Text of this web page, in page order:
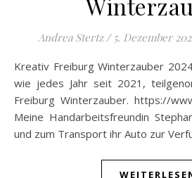
Andrea Stertz / 5. Dezember
Kreativ Freiburg Winterzauber 2024 Dieses Jahr habe ich,
wie jedes Jahr seit 2021,
Freiburg Winterzauber. https://
Meine Handarbeitsfreundin
und zum Transport ihr Auto zur